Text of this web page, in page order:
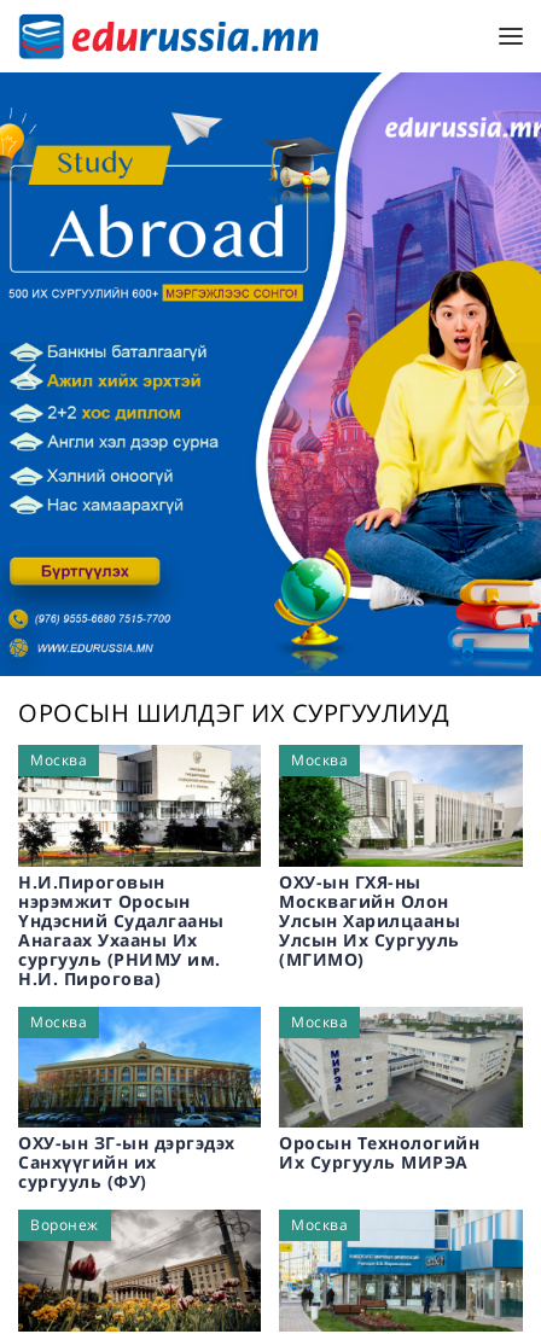
ОРОСЫН ШИЛДЭГ ИХ СУРГУУЛИУД
Н.И.Пироговын
нэрэмжит Оросын
Үндэсний Судалгааны
Анагаах Ухааны Их
сургууль (РНИМУ им.
Н.И. Пирогова)
Москва
ОХУ-ын ГХЯ-ны
Москвагийн Олон
Улсын Харилцааны
Улсын Их Сургууль
(МГИМО)
Москва
ОХУ-ын ЗГ-ын дэргэдэх
Санхүүгийн их
сургууль (ФУ)
Москва
Оросын Технологийн
Их Сургууль МИРЭА
Москва
Воронеж Москва